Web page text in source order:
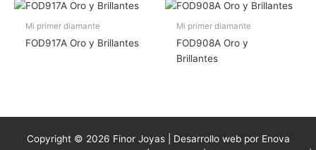
Mi primer diamante
FOD917A Oro y Brillantes
Mi primer diamante
FOD908A Oro y
Brillantes
Copyright © 2026 Finor Joyas | Desarrollo web por Enova